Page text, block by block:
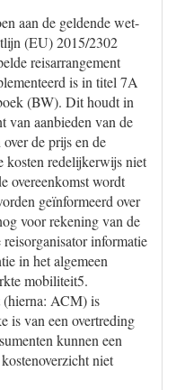
aan de geldende wet-
(EU) 2015/2302
reisarrangement
is in titel 7A
(BW). Dit houdt in
van aanbieden van de
de prijs en de
kosten redelijkerwijs niet
overeenkomst wordt
geïnformeerd over
voor rekening van de
informatie
in het algemeen
mobiliteit5.
ACM) is
is van een overtreding
kunnen een
niet